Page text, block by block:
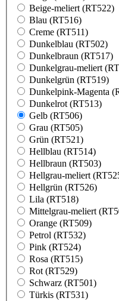
Beige-meliert (RT522)
Blau (RT516)
Creme (RT511)
Dunkelblau (RT502)
Dunkelbraun (RT517)
Dunkelgrau-meliert
Dunkelgrün (RT519)
Dunkelpink-Magenta
Dunkelrot (RT513)
Gelb (RT506)
Grau (RT505)
Grün (RT521)
Hellblau (RT514)
Hellbraun (RT503)
Hellgrau-meliert
Hellgrün (RT526)
Lila (RT518)
Mittelgrau-meliert
Orange (RT509)
Petrol (RT532)
Pink (RT524)
Rosa (RT515)
Rot (RT529)
Schwarz (RT501)
Türkis (RT531)